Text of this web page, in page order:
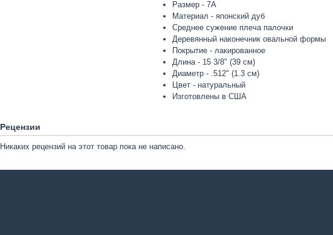
Размер - 7A
Материал - японский дуб
Среднее сужение плеча палочки
Деревянный наконечник овальной формы
Покрытие - лакированное
Длина - 15 3/8" (39 см)
Диаметр - .512" (1.3 см)
Цвет - натуральный
Изготовлены в США
Рецензии
Никаких рецензий на этот товар пока не написано.